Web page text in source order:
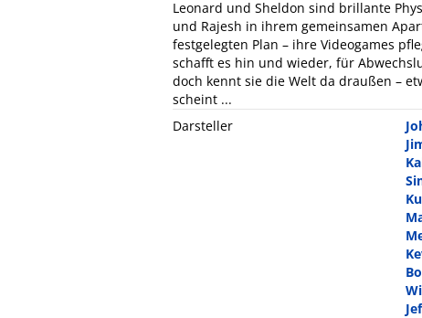
Leonard und Sheldon sind brillante
und Rajesh in ihrem gemeinsamen
festgelegten Plan – ihre Videogames
schafft es hin und wieder, für
doch kennt sie die Welt da draußen –
scheint ...
Darsteller